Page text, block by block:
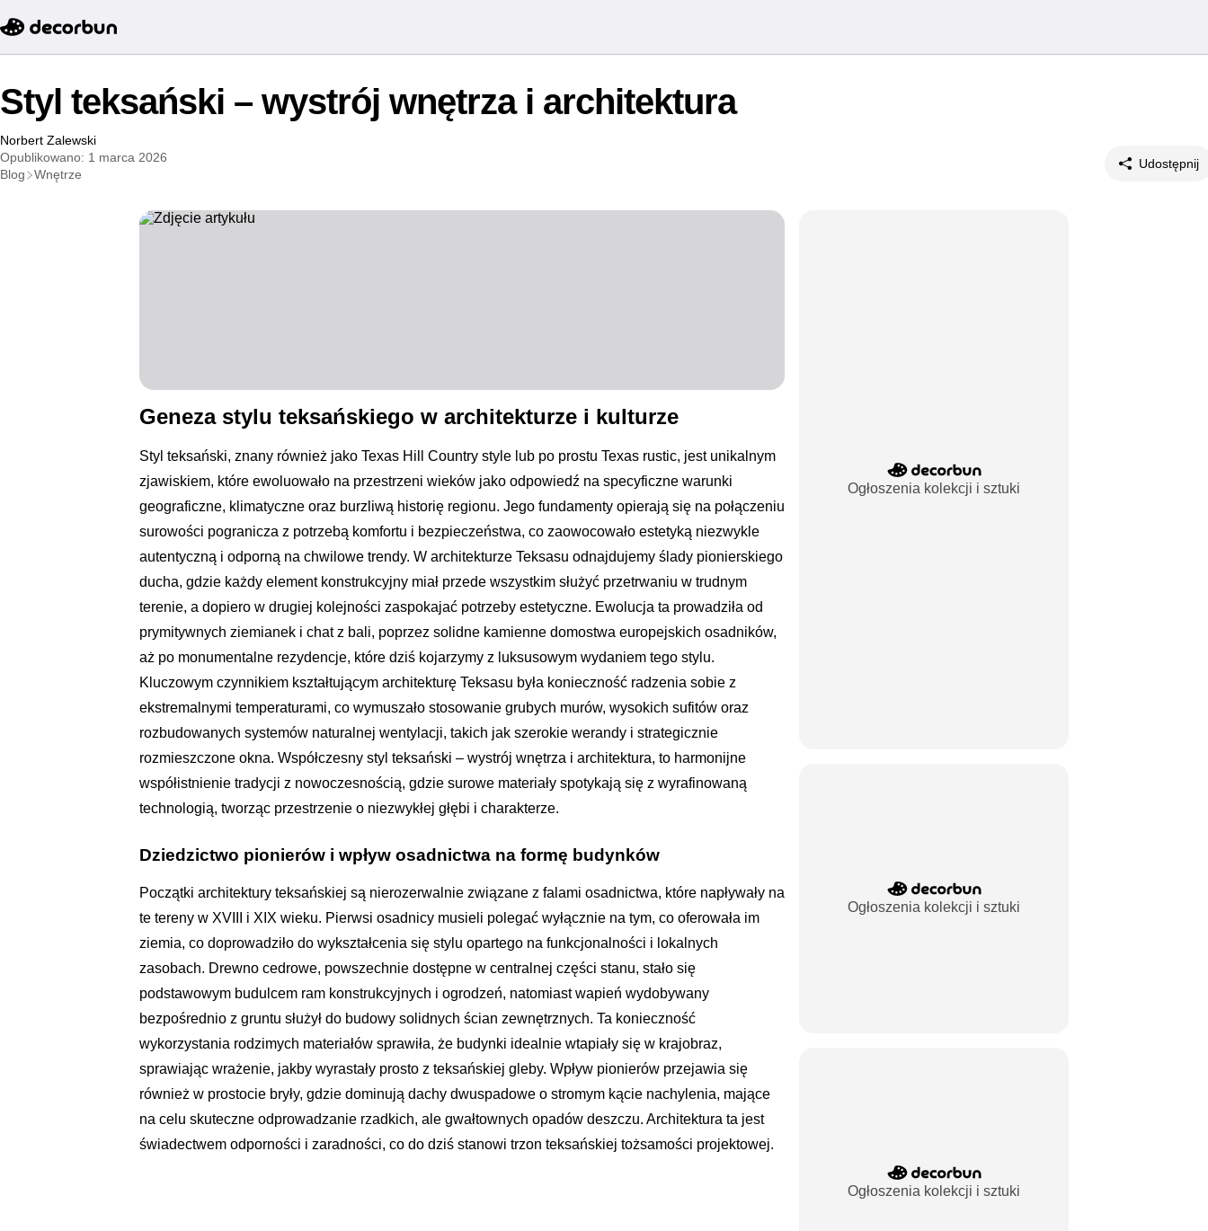
Styl teksański – wystrój wnętrza i architektura
Norbert Zalewski
Opublikowano: 1 marca 2026
Blog
Wnętrze
Udostępnij
Geneza stylu teksańskiego w architekturze i kulturze
Styl teksański, znany również jako Texas Hill Country style lub po prostu Texas rustic, jest unikalnym
zjawiskiem, które ewoluowało na przestrzeni wieków jako odpowiedź na specyficzne warunki
geograficzne, klimatyczne oraz burzliwą historię regionu. Jego fundamenty opierają się na połączeniu
surowości pogranicza z potrzebą komfortu i bezpieczeństwa, co zaowocowało estetyką niezwykle
autentyczną i odporną na chwilowe trendy. W architekturze Teksasu odnajdujemy ślady pionierskiego
ducha, gdzie każdy element konstrukcyjny miał przede wszystkim służyć przetrwaniu w trudnym
terenie, a dopiero w drugiej kolejności zaspokajać potrzeby estetyczne. Ewolucja ta prowadziła od
prymitywnych ziemianek i chat z bali, poprzez solidne kamienne domostwa europejskich osadników,
aż po monumentalne rezydencje, które dziś kojarzymy z luksusowym wydaniem tego stylu.
Kluczowym czynnikiem kształtującym architekturę Teksasu była konieczność radzenia sobie z
ekstremalnymi temperaturami, co wymuszało stosowanie grubych murów, wysokich sufitów oraz
rozbudowanych systemów naturalnej wentylacji, takich jak szerokie werandy i strategicznie
rozmieszczone okna. Współczesny styl teksański – wystrój wnętrza i architektura, to harmonijne
współistnienie tradycji z nowoczesnością, gdzie surowe materiały spotykają się z wyrafinowaną
technologią, tworząc przestrzenie o niezwykłej głębi i charakterze.
Dziedzictwo pionierów i wpływ osadnictwa na formę budynków
Początki architektury teksańskiej są nierozerwalnie związane z falami osadnictwa, które napływały na
te tereny w XVIII i XIX wieku. Pierwsi osadnicy musieli polegać wyłącznie na tym, co oferowała im
ziemia, co doprowadziło do wykształcenia się stylu opartego na funkcjonalności i lokalnych
zasobach. Drewno cedrowe, powszechnie dostępne w centralnej części stanu, stało się
podstawowym budulcem ram konstrukcyjnych i ogrodzeń, natomiast wapień wydobywany
bezpośrednio z gruntu służył do budowy solidnych ścian zewnętrznych. Ta konieczność
wykorzystania rodzimych materiałów sprawiła, że budynki idealnie wtapiały się w krajobraz,
sprawiając wrażenie, jakby wyrastały prosto z teksańskiej gleby. Wpływ pionierów przejawia się
również w prostocie bryły, gdzie dominują dachy dwuspadowe o stromym kącie nachylenia, mające
na celu skuteczne odprowadzanie rzadkich, ale gwałtownych opadów deszczu. Architektura ta jest
świadectwem odporności i zaradności, co do dziś stanowi trzon teksańskiej tożsamości projektowej.
Ogłoszenia kolekcji i sztuki
Ogłoszenia kolekcji i sztuki
Ogłoszenia kolekcji i sztuki